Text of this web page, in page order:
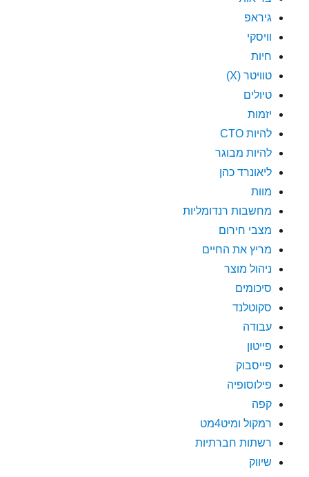
גיראפ
וויסקי
חיות
טוויטר (X)
טיולים
יזמות
להיות CTO
להיות מבוגר
ליאונרד כהן
מוות
מחשבות רנדומליות
מצבי חירום
מריץ את החיים
ניהול מוצר
סיכומים
סקוטלנד
עבודה
פייטון
פייסבוק
פילוסופיה
קפה
רמקול ומיט4מט
רשתות חברתיות
שיווק